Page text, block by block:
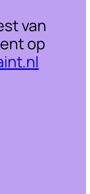
van
op